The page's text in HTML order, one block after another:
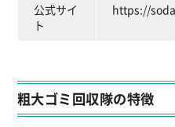
公式サイ
ト
https://
粗大ゴミ回収隊の特徴